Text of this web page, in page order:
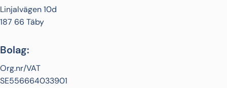
Linjalvägen 10d
187 66 Täby
Bolag:
Org.nr/VAT
SE556664033901